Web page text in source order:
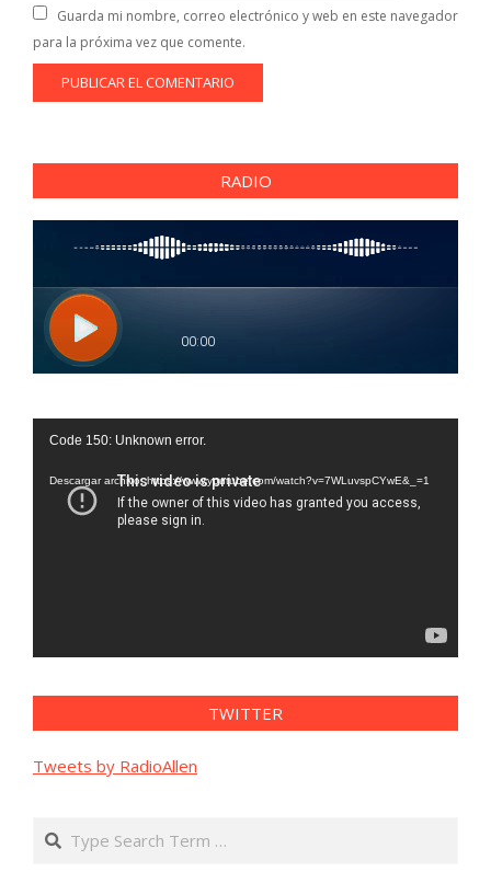
Guarda mi nombre, correo electrónico y web en este navegador
para la próxima vez que comente.
RADIO
Reproductor
vídeo
Code 150: Unknown error.
Descargar archivo: https://www.youtube.com/watch?v=7WLuvspCYwE&_=1
TWITTER
Tweets by RadioAllen
Search